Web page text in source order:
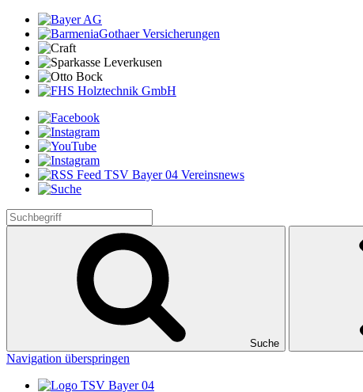
Suche
Navigation überspringen